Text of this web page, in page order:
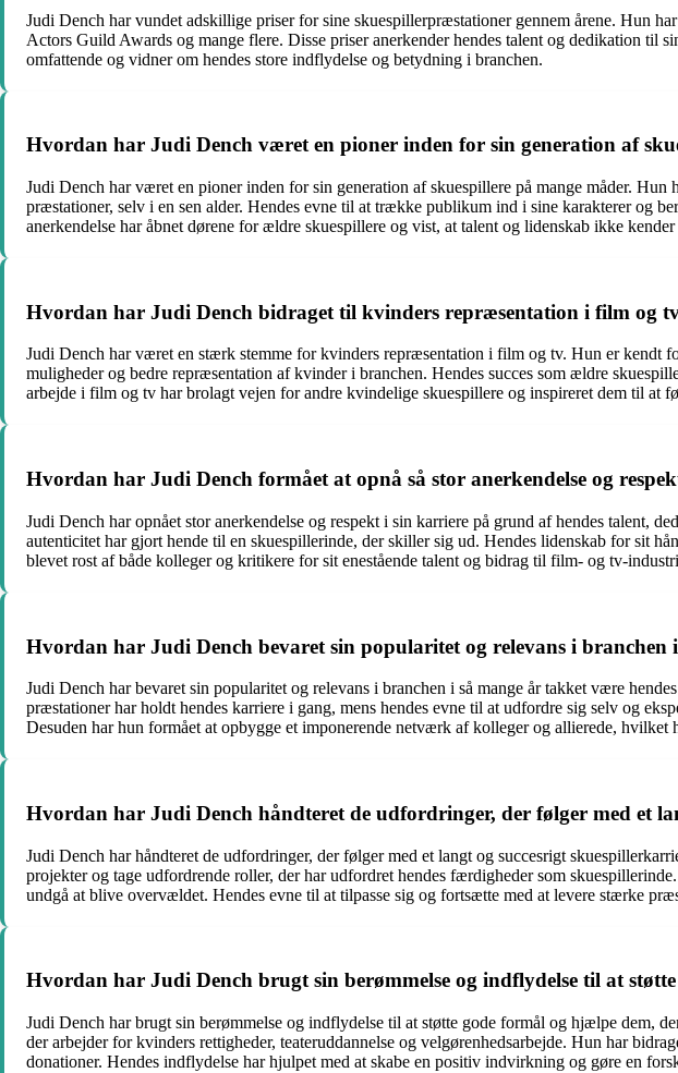
Judi Dench har vundet adskillige priser for sine skuespillerpræstationer gennem årene. Hun
Actors Guild Awards og mange flere. Disse priser anerkender hendes talent og dedikation til
omfattende og vidner om hendes store indflydelse og betydning i branchen.
Hvordan har Judi Dench været en pioner inden for sin generation af
Judi Dench har været en pioner inden for sin generation af skuespillere på mange måder.
præstationer, selv i en sen alder. Hendes evne til at trække publikum ind i sine karakterer og
anerkendelse har åbnet dørene for ældre skuespillere og vist, at talent og lidenskab ikke
Hvordan har Judi Dench bidraget til kvinders repræsentation i film og
Judi Dench har været en stærk stemme for kvinders repræsentation i film og tv. Hun er
muligheder og bedre repræsentation af kvinder i branchen. Hendes succes som ældre
arbejde i film og tv har brolagt vejen for andre kvindelige skuespillere og inspireret dem til at
Hvordan har Judi Dench formået at opnå så stor anerkendelse og
Judi Dench har opnået stor anerkendelse og respekt i sin karriere på grund af hendes talent,
autenticitet har gjort hende til en skuespillerinde, der skiller sig ud. Hendes lidenskab for sit
blevet rost af både kolleger og kritikere for sit enestående talent og bidrag til film- og tv-
Hvordan har Judi Dench bevaret sin popularitet og relevans i branchen
Judi Dench har bevaret sin popularitet og relevans i branchen i så mange år takket være
præstationer har holdt hendes karriere i gang, mens hendes evne til at udfordre sig selv og
Desuden har hun formået at opbygge et imponerende netværk af kolleger og allierede,
Hvordan har Judi Dench håndteret de udfordringer, der følger med et
Judi Dench har håndteret de udfordringer, der følger med et langt og succesrigt
projekter og tage udfordrende roller, der har udfordret hendes færdigheder som
undgå at blive overvældet. Hendes evne til at tilpasse sig og fortsætte med at levere stærke
Hvordan har Judi Dench brugt sin berømmelse og indflydelse til at
Judi Dench har brugt sin berømmelse og indflydelse til at støtte gode formål og hjælpe dem,
der arbejder for kvinders rettigheder, teateruddannelse og velgørenhedsarbejde. Hun har
donationer. Hendes indflydelse har hjulpet med at skabe en positiv indvirkning og gøre en